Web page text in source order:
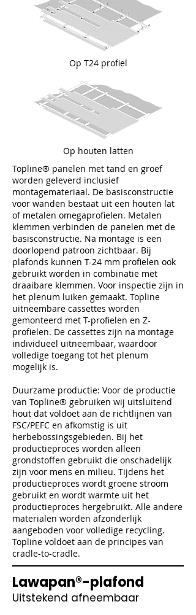
Op T24 profiel
Op houten latten
Topline® panelen met tand en groef
worden geleverd inclusief
montagemateriaal. De basisconstructie
voor wanden bestaat uit een houten lat
of metalen omegaprofielen. Metalen
klemmen verbinden de panelen met de
basisconstructie. Na montage is een
doorlopend patroon zichtbaar. Bij
plafonds kunnen T-24 mm profielen ook
gebruikt worden in combinatie met
draaibare klemmen. Voor inspectie zijn in
het plenum luiken gemaakt. Topline
uitneembare cassettes worden
gemonteerd met T-profielen en Z-
profielen. De cassettes zijn na montage
individueel uitneembaar, waardoor
volledige toegang tot het plenum
mogelijk is.
Duurzame productie: Voor de productie
van Topline® gebruiken wij uitsluitend
hout dat voldoet aan de richtlijnen van
FSC/PEFC en afkomstig is uit
herbebossingsgebieden. Bij het
productieproces worden alleen
grondstoffen gebruikt die onschadelijk
zijn voor mens en milieu. Tijdens het
productieproces wordt groene stroom
gebruikt en wordt warmte uit het
productieproces hergebruikt. Alle andere
materialen worden afzonderlijk
aangeboden voor volledige recycling.
Topline voldoet aan de principes van
cradle-to-cradle.
Lawapan®-plafond
Uitstekend afneembaar